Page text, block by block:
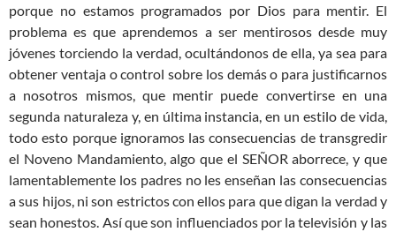
porque no estamos programados por Dios para mentir. El
problema es que aprendemos a ser mentirosos desde muy
jóvenes torciendo la verdad, ocultándonos de ella, ya sea para
obtener ventaja o control sobre los demás o para justificarnos
a nosotros mismos, que mentir puede convertirse en una
segunda naturaleza y, en última instancia, en un estilo de vida,
todo esto porque ignoramos las consecuencias de transgredir
el Noveno Mandamiento, algo que el SEÑOR aborrece, y que
lamentablemente los padres no les enseñan las consecuencias
a sus hijos, ni son estrictos con ellos para que digan la verdad y
sean honestos. Así que son influenciados por la televisión y las